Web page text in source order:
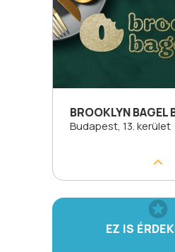
BROOKLYN BAGEL
Budapest, 13. kerület
EZ IS